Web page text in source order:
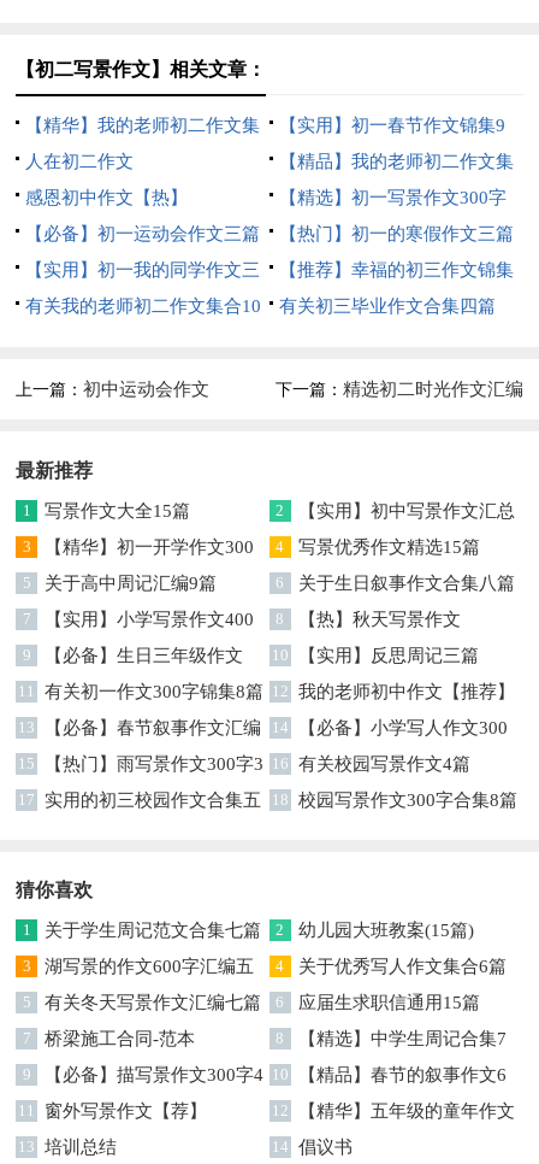
【初二写景作文】相关文章：
【精华】我的老师初二作文集
合七篇
【实用】初一春节作文锦集9
篇
人在初二作文
【精品】我的老师初二作文集
锦8篇
感恩初中作文【热】
【精选】初一写景作文300字
合集八篇
【必备】初一运动会作文三篇
【热门】初一的寒假作文三篇
【实用】初一我的同学作文三
篇
【推荐】幸福的初三作文锦集
10篇
有关我的老师初二作文集合10
有关初三毕业作文合集四篇
上一篇：初中运动会作文 下一篇： 精选初二时光作文汇编
最新推荐
1 写景作文大全15篇 2
【实用】初中写景作文汇总
8篇
3
【精华】初一开学作文300
字汇编六篇
4 写景优秀作文精选15篇
5 关于高中周记汇编9篇 6 关于生日叙事作文合集八篇
7
【实用】小学写景作文400
字7篇
8 【热】秋天写景作文
9
【必备】生日三年级作文
300字三篇
10 【实用】反思周记三篇
11 有关初一作文300字锦集8篇 12 我的老师初中作文【推荐】
13
【必备】春节叙事作文汇编
9篇
14
【必备】小学写人作文300
字10篇
15
【热门】雨写景作文300字3
篇
16 有关校园写景作文4篇
17
实用的初三校园作文合集五
18 校园写景作文300字合集8篇
猜你喜欢
1 关于学生周记范文合集七篇 2 幼儿园大班教案(15篇)
3
湖写景的作文600字汇编五
篇
4 关于优秀写人作文集合6篇
5 有关冬天写景作文汇编七篇 6 应届生求职信通用15篇
7 桥梁施工合同-范本 8
【精选】中学生周记合集7
篇
9
【必备】描写景作文300字4
篇
10
【精品】春节的叙事作文6
篇
11 窗外写景作文【荐】 12
【精华】五年级的童年作文
4篇
13 培训总结 14 倡议书